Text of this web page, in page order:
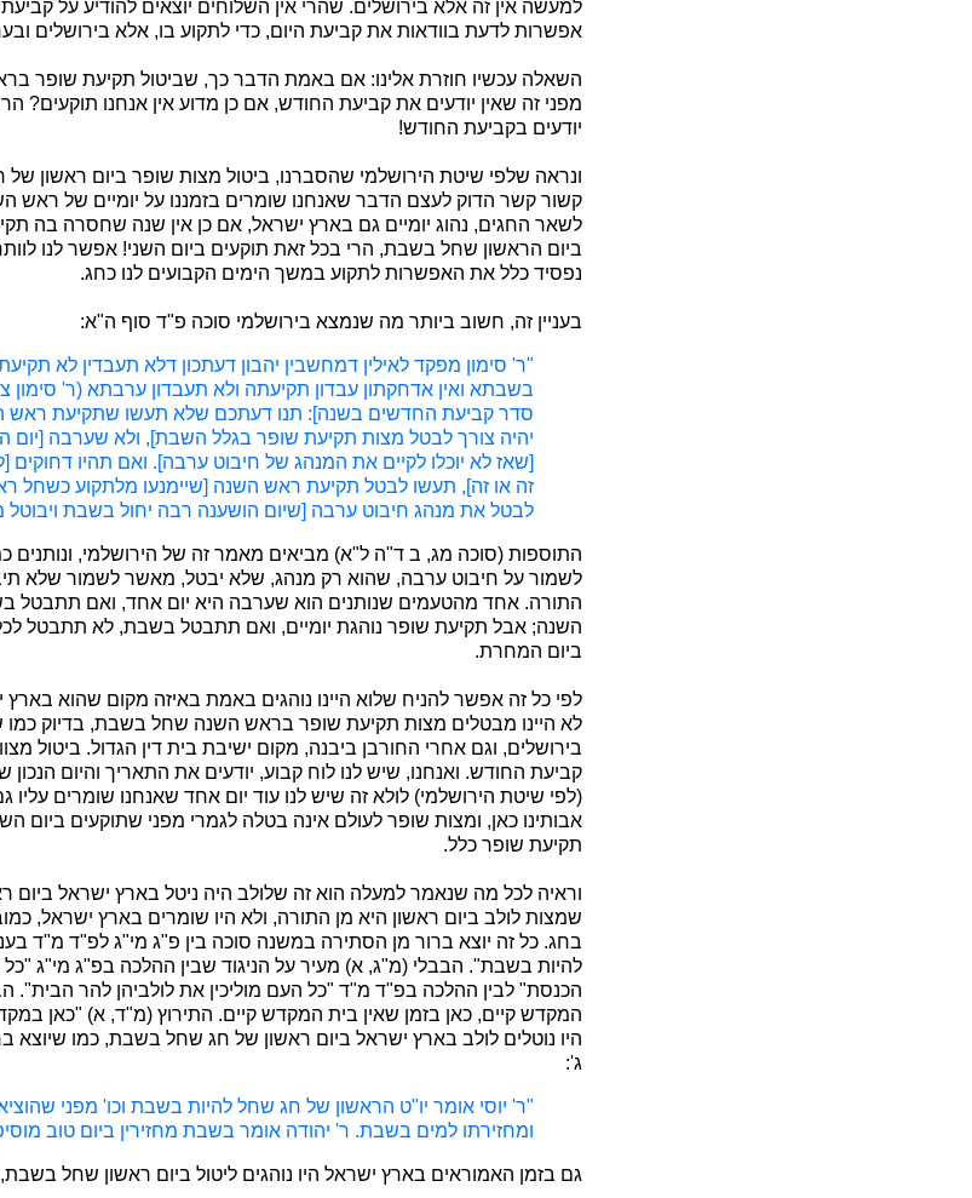
למעשה אין זה אלא בירושלים. שהרי אין השלוחים יוצאים להודיע על
אפשרות לדעת בוודאות את קביעת היום, כדי לתקוע בו, אלא בירושלים
השאלה עכשיו חוזרת אלינו: אם באמת הדבר כך, שביטול תקיעת שופר
מפני זה שאין יודעים את קביעת החודש, אם כן מדוע אין אנחנו תוקעים?
יודעים בקביעת החודש!
ונראה שלפי שיטת הירושלמי שהסברנו, ביטול מצות שופר ביום ראשון
קשור קשר הדוק לעצם הדבר שאנחנו שומרים בזמננו על יומיים של ראש
לשאר החגים, נהוג יומיים גם בארץ ישראל, אם כן אין שנה שחסרה בה
ביום הראשון שחל בשבת, הרי בכל זאת תוקעים ביום השני! אפשר לנו
נפסיד כלל את האפשרות לתקוע במשך הימים הקבועים לנו כחג.
בעניין זה, חשוב ביותר מה שנמצא בירושלמי סוכה פ"ד סוף ה"א:
"ר' סימון מפקד לאילין דמחשבין יהבון דעתכון דלא תעבדין לא
בשבתא ואין אדחקתון עבדון תקיעתה ולא תעבדון ערבתא (ר'
סדר קביעת החדשים בשנה]: תנו דעתכם שלא תעשו שתקיעת
יהיה צורך לבטל מצות תקיעת שופר בגלל השבת], ולא שערבה
[שאז לא יוכלו לקיים את המנהג של חיבוט ערבה]. ואם תהיו דחוקים
זה או זה], תעשו לבטל תקיעת ראש השנה [שיימנעו מלתקוע כשחל
לבטל את מנהג חיבוט ערבה [שיום הושענה רבה יחול בשבת ויבוטל
התוספות (סוכה מג, ב ד"ה ל"א) מביאים מאמר זה של הירושלמי, ונותנים
לשמור על חיבוט ערבה, שהוא רק מנהג, שלא יבטל, מאשר לשמור שלא
התורה. אחד מהטעמים שנותנים הוא שערבה היא יום אחד, ואם תתבטל
השנה; אבל תקיעת שופר נוהגת יומיים, ואם תתבטל בשבת, לא תתבטל
ביום המחרת.
לפי כל זה אפשר להניח שלוא היינו נוהגים באמת באיזה מקום שהוא
לא היינו מבטלים מצות תקיעת שופר בראש השנה שחל בשבת, בדיוק
בירושלים, וגם אחרי החורבן ביבנה, מקום ישיבת בית דין הגדול. ביטול
קביעת החודש. ואנחנו, שיש לנו לוח קבוע, יודעים את התאריך והיום הנכון
(לפי שיטת הירושלמי) לולא זה שיש לנו עוד יום אחד שאנחנו שומרים
אבותינו כאן, ומצות שופר לעולם אינה בטלה לגמרי מפני שתוקעים ביום
תקיעת שופר כלל.
וראיה לכל מה שנאמר למעלה הוא זה שלולב היה ניטל בארץ ישראל
שמצות לולב ביום ראשון היא מן התורה, ולא היו שומרים בארץ ישראל,
בחג. כל זה יוצא ברור מן הסתירה במשנה סוכה בין פ"ג מי"ג לפ"ד מ"ד
להיות בשבת". הבבלי (מ"ג, א) מעיר על הניגוד שבין ההלכה בפ"ג מי"ג "כל
הכנסת" לבין ההלכה בפ"ד מ"ד "כל העם מוליכין את לולביהן להר הבית".
המקדש קיים, כאן בזמן שאין בית המקדש קיים. התירוץ (מ"ד, א) "כאן
היו נוטלים לולב בארץ ישראל ביום ראשון של חג שחל בשבת, כמו
ג':
"ר' יוסי אומר יו"ט הראשון של חג שחל להיות בשבת וכו' מפני
ומחזירתו למים בשבת. ר' יהודה אומר בשבת מחזירין ביום טוב
גם בזמן האמוראים בארץ ישראל היו נוהגים ליטול ביום ראשון שחל